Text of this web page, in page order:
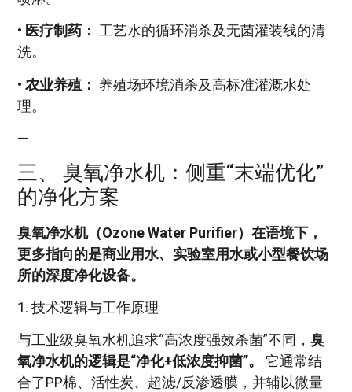
• 医疗制药： 工艺水的循环消杀及无菌灌装线的清
洗。
• 农业养殖： 养殖场环境消杀及高标准灌溉水处
理。
—
三、 臭氧净水机：侧重“末端优化”
的净化方案
臭氧净水机（Ozone Water Purifier）在语境下，
更多指向的是商业用水、实验室用水或小型餐饮场
所的深度净化设备。
1. 技术逻辑与工作原理
与工业级臭氧水机追求“高浓度强效杀菌”不同， 臭
氧净水机的逻辑是“净化+低浓度抑菌”。
它通常结
合了PP棉、活性炭、超滤/反渗透膜，并辅以微量